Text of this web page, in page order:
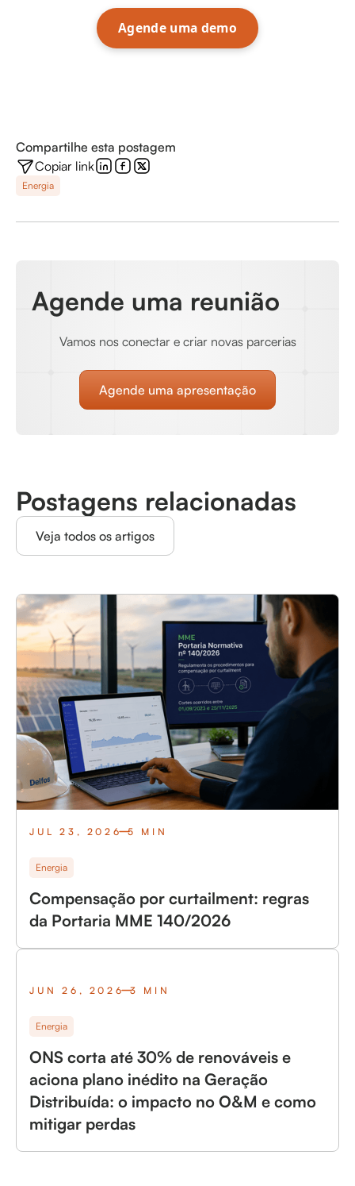
Agende uma demo
Compartilhe esta postagem
Copiar link
Energia
Agende uma reunião
Vamos nos conectar e criar novas parcerias
Agende uma apresentação
Postagens relacionadas
Veja todos os artigos
JUL 23, 2026 5 MIN
Energia
Compensação por curtailment: regras
da Portaria MME 140/2026
JUN 26, 2026 3 MIN
Energia
ONS corta até 30% de renováveis e
aciona plano inédito na Geração
Distribuída: o impacto no O&M e como
mitigar perdas